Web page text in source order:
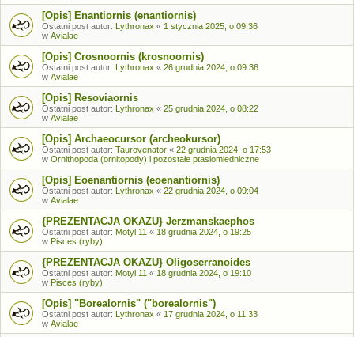
[Opis] Enantiornis (enantiornis)
Ostatni post autor: Lythronax « 1 stycznia 2025, o 09:36
w Avialae
[Opis] Crosnoornis (krosnoornis)
Ostatni post autor: Lythronax « 26 grudnia 2024, o 09:36
w Avialae
[Opis] Resoviaornis
Ostatni post autor: Lythronax « 25 grudnia 2024, o 08:22
w Avialae
[Opis] Archaeocursor (archeokursor)
Ostatni post autor: Taurovenator « 22 grudnia 2024, o 17:53
w Ornithopoda (ornitopody) i pozostałe ptasiomiedniczne
[Opis] Eoenantiornis (eoenantiornis)
Ostatni post autor: Lythronax « 22 grudnia 2024, o 09:04
w Avialae
{PREZENTACJA OKAZU} Jerzmanskaephos
Ostatni post autor: Motyl.11 « 18 grudnia 2024, o 19:25
w Pisces (ryby)
{PREZENTACJA OKAZU} Oligoserranoides
Ostatni post autor: Motyl.11 « 18 grudnia 2024, o 19:10
w Pisces (ryby)
[Opis] "Borealornis" ("borealornis")
Ostatni post autor: Lythronax « 17 grudnia 2024, o 11:33
w Avialae